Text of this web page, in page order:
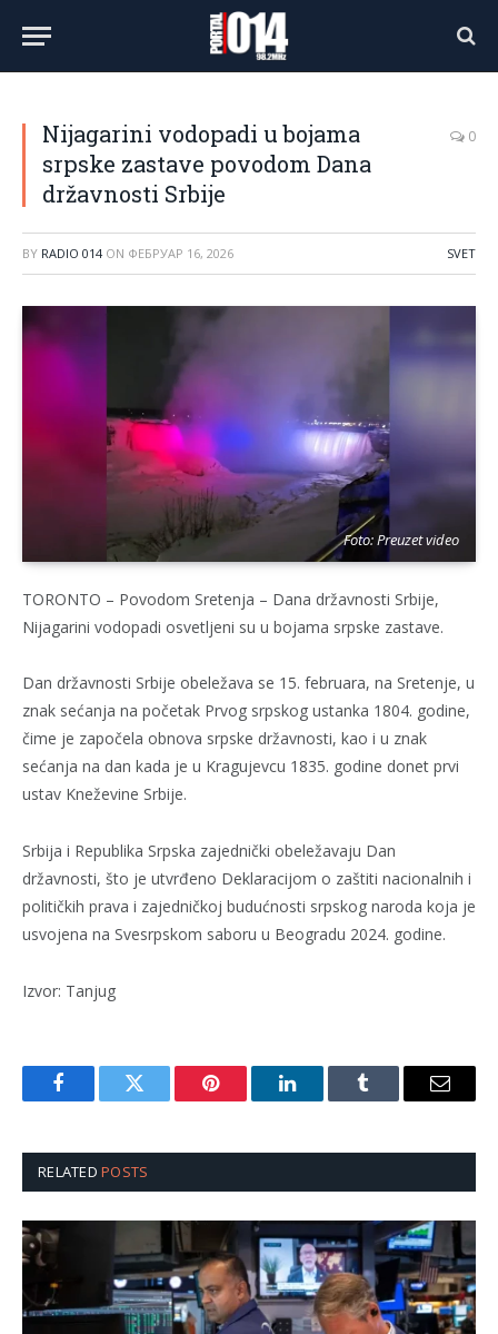
Nijagarini vodopadi u bojama
srpske zastave povodom Dana
državnosti Srbije
0
BY RADIO 014 ON ФЕБРУАР 16, 2026 SVET
Foto: Preuzet video
TORONTO – Povodom Sretenja – Dana državnosti Srbije,
Nijagarini vodopadi osvetljeni su u bojama srpske zastave.
Dan državnosti Srbije obeležava se 15. februara, na Sretenje, u
znak sećanja na početak Prvog srpskog ustanka 1804. godine,
čime je započela obnova srpske državnosti, kao i u znak
sećanja na dan kada je u Kragujevcu 1835. godine donet prvi
ustav Kneževine Srbije.
Srbija i Republika Srpska zajednički obeležavaju Dan
državnosti, što je utvrđeno Deklaracijom o zaštiti nacionalnih i
političkih prava i zajedničkoj budućnosti srpskog naroda koja je
usvojena na Svesrpskom saboru u Beogradu 2024. godine.
Izvor: Tanjug
FacebookTwitter Pinterest LinkedInTumblr Email
RELATEDPOSTS